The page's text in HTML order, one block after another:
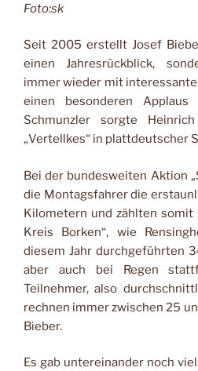
Foto:sk
Seit 2005 erstellt Josef
einen Jahresrückblick,
immer wieder mit
einen besonderen
Schmunzler sorgte
„Vertellkes“ in plattdeutscher
Bei der bundesweiten Aktion
die Montagsfahrer die
Kilometern und zählten somit
Kreis Borken“, wie
diesem Jahr durchgeführten
aber auch bei Regen
Teilnehmer, also
rechnen immer zwischen 25
Bieber.
Es gab untereinander noch